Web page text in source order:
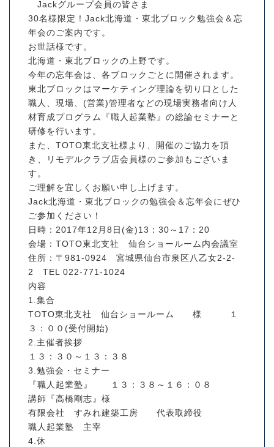
Jackグループ会員の皆さま
30名様限定！Jack北海道・東北ブロック勉強会＆忘
年会のご案内です。
お世話様です。
北海道・東北ブロックの上野です。
今年の忘年会は、各ブロックごとに開催されます。
東北ブロックはマーケティング理論を切り口とした
職人、現場、(営業)管理者などの現場実務者向け人
材育成プログラム『職人起業塾』の総論セミナーと
研修を行います。
また、TOTO東北支社様より、開催のご協力を頂
き、リモデルクラブ店会員様のご参加もございま
す。
ご理解を宜しくお願い申し上げます。
Jack北海道・東北ブロックの勉強会＆忘年会にぜひ
ご参加ください！
日時：2017年12月8日(金)13：30～17：20
会場：TOTO東北支社 仙台ショールーム内会議室
住所：〒981-0924 宮城県仙台市泉区八乙女2-2-
2 TEL 022-771-1024
内容
1.集合
TOTO東北支社 仙台ショールーム 様 １
３：００(受付開始)
2.主催者挨拶
１３：３０～１３：３８
3.勉強会・セミナー
『職人起業塾』 １３：３８～１６：０８
講師『高橋剛志』様
有限会社 すみれ建築工房 代表取締役
職人起業塾 主宰
4.休